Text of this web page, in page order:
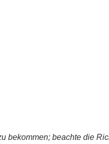
bekommen; beachte die